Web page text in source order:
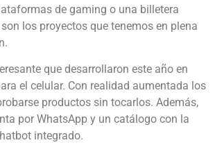
de gaming o una billetera
los proyectos que tenemos en plena
que desarrollaron este año en
el celular. Con realidad aumentada los
productos sin tocarlos. Además,
por WhatsApp y un catálogo con la
integrado.